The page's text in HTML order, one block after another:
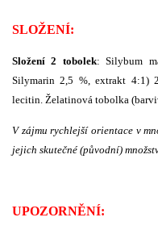
SLOŽENÍ:
Složení 2 tobolek: Silybum
Silymarin 2,5 %, extrakt 4:1)
lecitin. Želatinová tobolka
V zájmu rychlejší orientace v
jejich skutečné (původní)
UPOZORNĚNÍ: